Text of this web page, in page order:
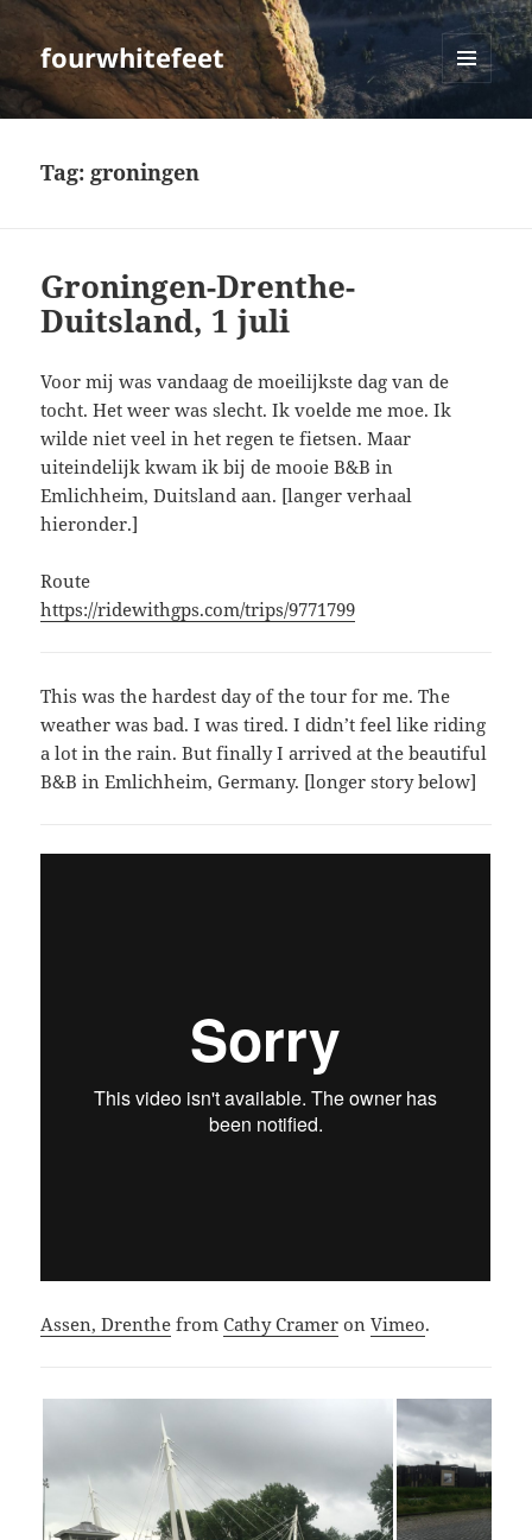
fourwhitefeet
MENU
Tag: groningen
Groningen-Drenthe-
Duitsland, 1 juli
Voor mij was vandaag de moeilijkste dag van de
tocht. Het weer was slecht. Ik voelde me moe. Ik
wilde niet veel in het regen te fietsen. Maar
uiteindelijk kwam ik bij de mooie B&B in
Emlichheim, Duitsland aan. [langer verhaal
hieronder.]
Route
https://ridewithgps.com/trips/9771799
This was the hardest day of the tour for me. The
weather was bad. I was tired. I didn’t feel like riding
a lot in the rain. But finally I arrived at the beautiful
B&B in Emlichheim, Germany. [longer story below]
Assen, Drenthe fromCathy Cramer onVimeo.